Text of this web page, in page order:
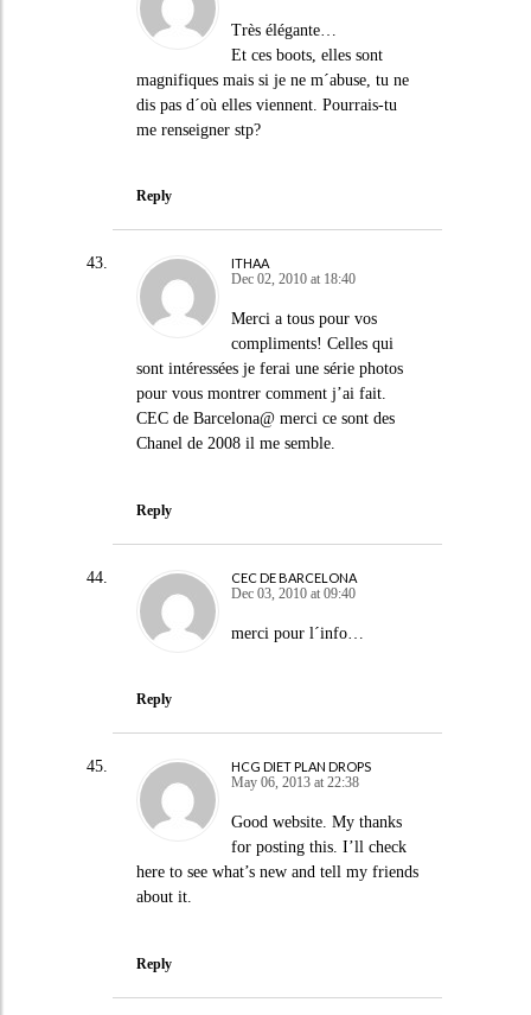
Très élégante…
Et ces boots, elles sont
magnifiques mais si je ne m´abuse, tu ne
dis pas d´où elles viennent. Pourrais-tu
me renseigner stp?
Reply
ITHAA
Dec 02, 2010 at 18:40
Merci a tous pour vos
compliments! Celles qui
sont intéressées je ferai une série photos
pour vous montrer comment j’ai fait.
CEC de Barcelona@ merci ce sont des
Chanel de 2008 il me semble.
Reply
CEC DE BARCELONA
Dec 03, 2010 at 09:40
merci pour l´info…
Reply
HCG DIET PLAN DROPS
May 06, 2013 at 22:38
Good website. My thanks
for posting this. I’ll check
here to see what’s new and tell my friends
about it.
Reply